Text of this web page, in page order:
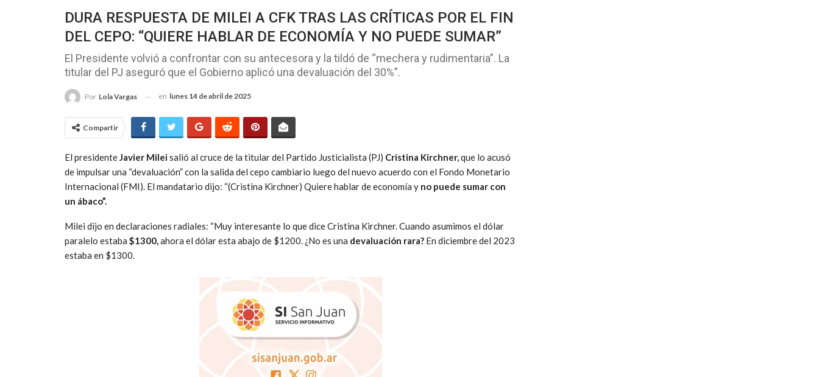
DURA RESPUESTA DE MILEI A CFK TRAS LAS CRÍTICAS POR EL FIN
DEL CEPO: “QUIERE HABLAR DE ECONOMÍA Y NO PUEDE SUMAR”
El Presidente volvió a confrontar con su antecesora y la tildó de “mechera y rudimentaria”. La
titular del PJ aseguró que el Gobierno aplicó una devaluación del 30%”.
Por Lola Vargas en lunes 14 de abril de 2025
Compartir
El presidenteJavier Mileisalió al cruce de la titular del Partido Justicialista (PJ) Cristina Kirchner,que lo acusó
de impulsar una “devaluación” con la salida del cepo cambiario luego del nuevo acuerdo con el Fondo Monetario
Internacional (FMI). El mandatario dijo: “(Cristina Kirchner) Quiere hablar de economía y no puede sumar con
un ábaco”.
Milei dijo en declaraciones radiales: “Muy interesante lo que dice Cristina Kirchner. Cuando asumimos el dólar
paralelo estaba $1300,ahora el dólar esta abajo de $1200. ¿No es una devaluación rara? En diciembre del 2023
estaba en $1300.